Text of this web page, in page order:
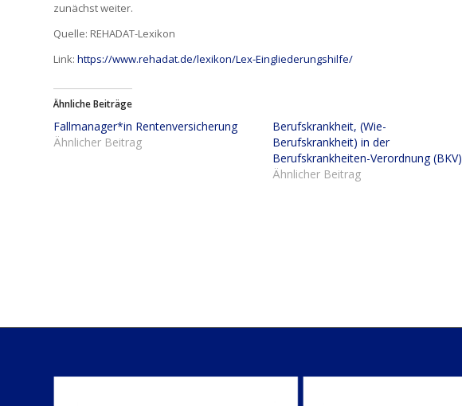
zunächst weiter.
Quelle: REHADAT-Lexikon
Link: https://www.rehadat.de/lexikon/Lex-Eingliederungshilfe/
Ähnliche Beiträge
Fallmanager*in Rentenversicherung
Ähnlicher Beitrag
Berufskrankheit, (Wie-
Berufskrankheit) in der
Berufskrankheiten-Verordnung (BKV)
Ähnlicher Beitrag